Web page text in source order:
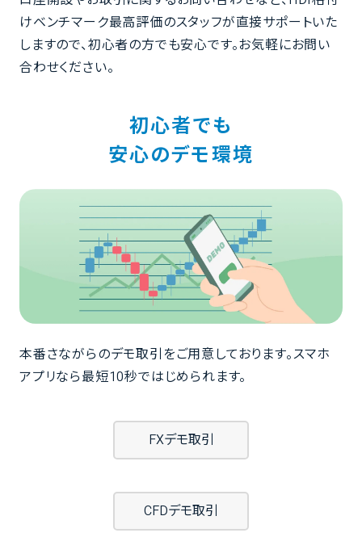
けベンチマーク最高評価のスタッフが直接サポートいた
しますので、初心者の方でも安心です。お気軽にお問い
合わせください。
初心者でも
安心のデモ環境
本番さながらのデモ取引をご用意しております。 スマホ
アプリなら最短10秒ではじめられます。
FXデモ取引
CFDデモ取引